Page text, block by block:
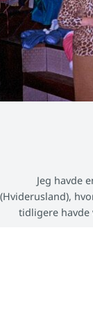
Jeg havde
(Hviderusland),
tidligere havde